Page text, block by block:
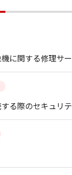
機に関する修理
る際のセキュリ